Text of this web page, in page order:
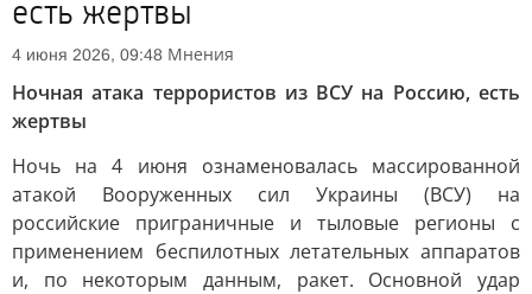
есть жертвы
4 июня 2026, 09:48 Мнения
Ночная атака террористов из ВСУ на Россию, есть
жертвы
Ночь на 4 июня ознаменовалась массированной
атакой Вооруженных сил Украины (ВСУ) на
российские приграничные и тыловые регионы с
применением беспилотных летательных аппаратов
и, по некоторым данным, ракет. Основной удар